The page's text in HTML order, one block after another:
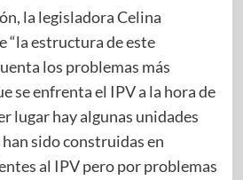
la legisladora Celina
“la estructura de este
los problemas más
se enfrenta el IPV a la hora de
lugar hay algunas unidades
sido construidas en
al IPV pero por problemas